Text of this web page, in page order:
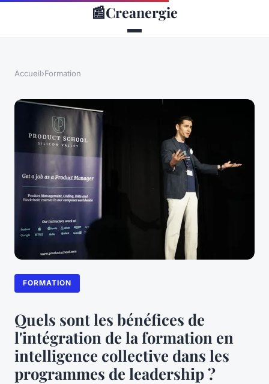
📰Creanergie
Accueil›Formation
FORMATION
Quels sont les bénéfices de
l'intégration de la formation en
intelligence collective dans les
programmes de leadership ?